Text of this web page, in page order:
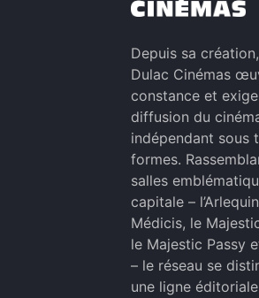
Depuis sa
Dulac Cinémas
constance et
diffusion du
indépendant sous
formes.
salles
capitale –
Médicis, le
le Majestic Passy
– le réseau se
une ligne